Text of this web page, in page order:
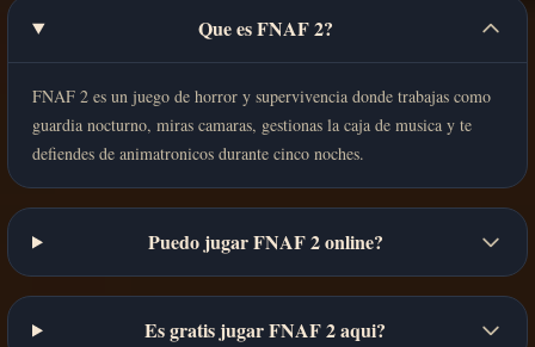
Que es FNAF 2?
FNAF 2 es un juego de horror y supervivencia donde trabajas como
guardia nocturno, miras camaras, gestionas la caja de musica y te
defiendes de animatronicos durante cinco noches.
Puedo jugar FNAF 2 online?
Es gratis jugar FNAF 2 aqui?